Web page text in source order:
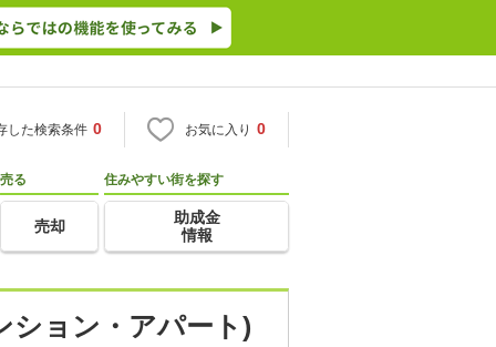
した検索条件 0 お気に入り 0
売る
売却
住みやすい街を探す
助成金
情報
ョン・アパート)